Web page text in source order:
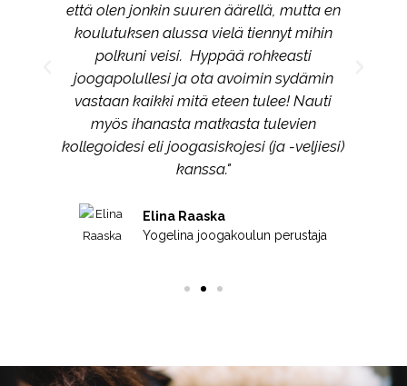
että olen jonkin suuren äärellä, mutta en
koulutuksen alussa vielä tiennyt mihin
polkuni veisi. Hyppää rohkeasti
joogapolullesi ja ota avoimin sydämin
vastaan kaikki mitä eteen tulee! Nauti
myös ihanasta matkasta tulevien
kollegoidesi eli joogasiskojesi (ja -veljiesi)
kanssa."
Elina Raaska
Yogelina joogakoulun perustaja